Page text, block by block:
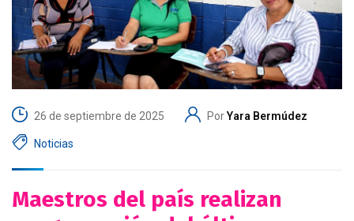
26 de septiembre de 2025 PorYara Bermúdez
Noticias
Maestros del país realizan